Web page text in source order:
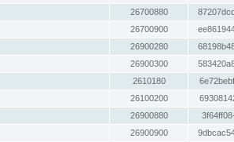
26700880
26700900
26900280
26900300
2610180
26100200
26900880
26900900